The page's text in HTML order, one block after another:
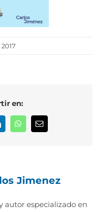
en:
WhatsAppCorreo
Jimenez
autor especializado en